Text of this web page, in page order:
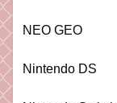
NEO GEO
Nintendo DS